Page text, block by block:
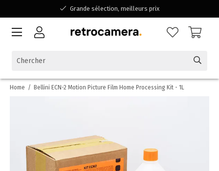
Grande sélection, meilleurs prix
Disponible pour toutes vos questions
Home / Bellini ECN-2 Motion Picture Film Home Processing Kit - 1L